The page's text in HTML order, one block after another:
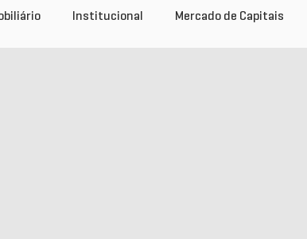
Institucional Mercado de Capitais